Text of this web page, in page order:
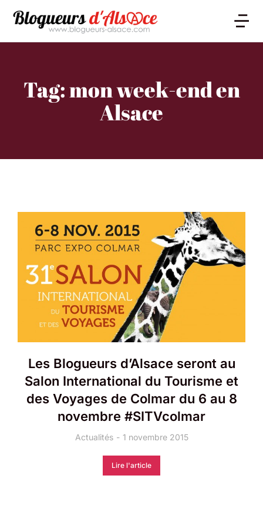
Tag: mon week-end en
Alsace
Les Blogueurs d’Alsace seront au
Salon International du Tourisme et
des Voyages de Colmar du 6 au 8
novembre #SITVcolmar
Actualités 1 novembre 2015
Lire l'article